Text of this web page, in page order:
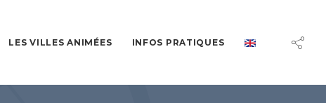
LES VILLES ANIMÉES INFOS PRATIQUES